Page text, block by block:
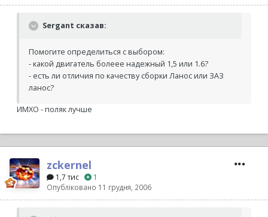
Sergant сказав:
Помогите определиться с выбором:
- какой двигатель болеее надежный 1,5 или 1.6?
- есть ли отличия по качеству сборки Ланос или ЗАЗ
ланос?
ИМХО - поляк лучше
zckernel
1,7 тис
1
Опубліковано 11 грудня, 2006